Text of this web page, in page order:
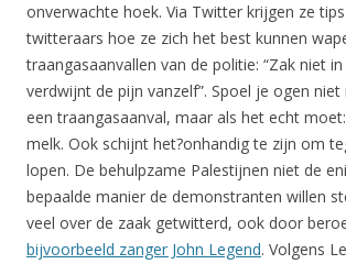
onverwachte hoek. Via Twitter krijgen ze
twitteraars hoe ze zich het best kunnen
traangasaanvallen van de politie: “Zak niet
verdwijnt de pijn vanzelf”. Spoel je ogen
een traangasaanval, maar als het echt
melk. Ook schijnt het?onhandig te zijn om
lopen. De behulpzame Palestijnen niet de
bepaalde manier de demonstranten willen
veel over de zaak getwitterd, ook door
bijvoorbeeld zanger John Legend. Volgens